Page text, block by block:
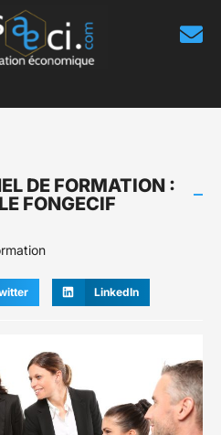
DE FORMATION :
FONGECIF
LinkedIn